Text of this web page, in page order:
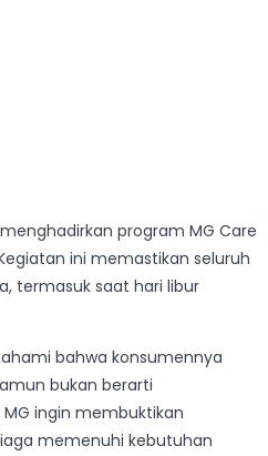
program MG Care
ini memastikan seluruh
termasuk saat hari libur
bahwa konsumennya
bukan berarti
ingin membuktikan
memenuhi kebutuhan